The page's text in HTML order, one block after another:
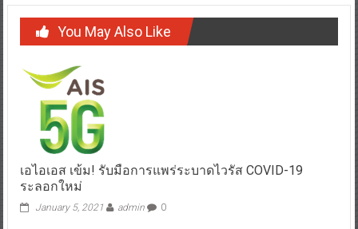
You May Also Like
เอไอเอส เข้ม! รับมือการแพร่ระบาดไวรัส COVID-19
ระลอกใหม่
January 5, 2021 admin 0